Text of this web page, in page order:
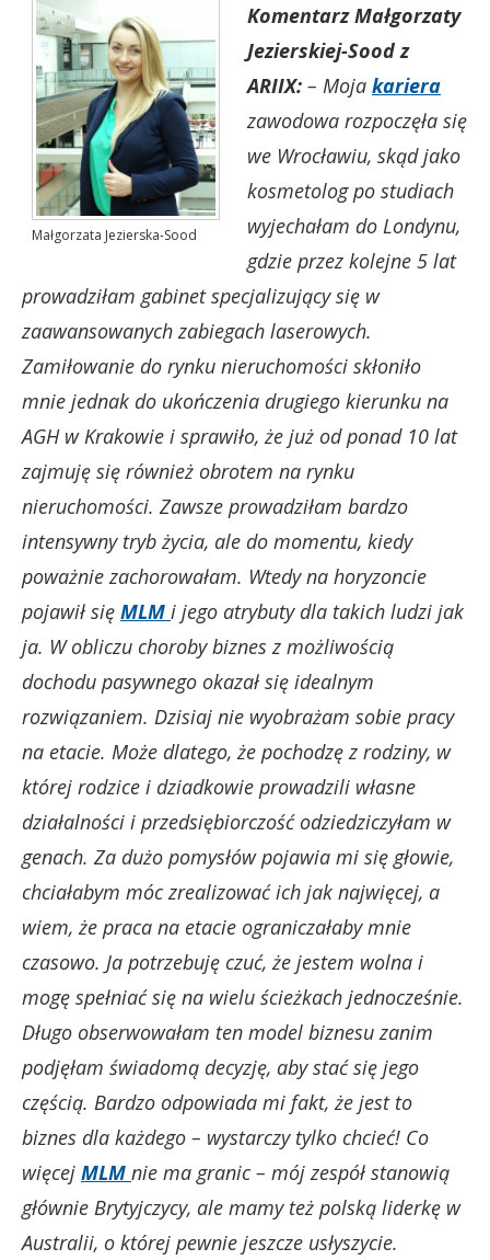
Małgorzata Jezierska-Sood
Komentarz Małgorzaty
Jezierskiej-Sood z
ARIIX: – Moja kariera
zawodowa rozpoczęła się
we Wrocławiu, skąd jako
kosmetolog po studiach
wyjechałam do Londynu,
gdzie przez kolejne 5 lat
prowadziłam gabinet specjalizujący się w
zaawansowanych zabiegach laserowych.
Zamiłowanie do rynku nieruchomości skłoniło
mnie jednak do ukończenia drugiego kierunku na
AGH w Krakowie i sprawiło, że już od ponad 10 lat
zajmuję się również obrotem na rynku
nieruchomości. Zawsze prowadziłam bardzo
intensywny tryb życia, ale do momentu, kiedy
poważnie zachorowałam. Wtedy na horyzoncie
pojawił się MLM i jego atrybuty dla takich ludzi jak
ja. W obliczu choroby biznes z możliwością
dochodu pasywnego okazał się idealnym
rozwiązaniem. Dzisiaj nie wyobrażam sobie pracy
na etacie. Może dlatego, że pochodzę z rodziny, w
której rodzice i dziadkowie prowadzili własne
działalności i przedsiębiorczość odziedziczyłam w
genach. Za dużo pomysłów pojawia mi się głowie,
chciałabym móc zrealizować ich jak najwięcej, a
wiem, że praca na etacie ograniczałaby mnie
czasowo. Ja potrzebuję czuć, że jestem wolna i
mogę spełniać się na wielu ścieżkach jednocześnie.
Długo obserwowałam ten model biznesu zanim
podjęłam świadomą decyzję, aby stać się jego
częścią. Bardzo odpowiada mi fakt, że jest to
biznes dla każdego – wystarczy tylko chcieć! Co
więcej MLM nie ma granic – mój zespół stanowią
głównie Brytyjczycy, ale mamy też polską liderkę w
Australii, o której pewnie jeszcze usłyszycie.